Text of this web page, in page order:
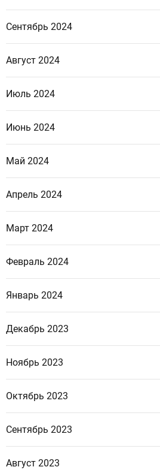
Сентябрь 2024
Август 2024
Июль 2024
Июнь 2024
Май 2024
Апрель 2024
Март 2024
Февраль 2024
Январь 2024
Декабрь 2023
Ноябрь 2023
Октябрь 2023
Сентябрь 2023
Август 2023